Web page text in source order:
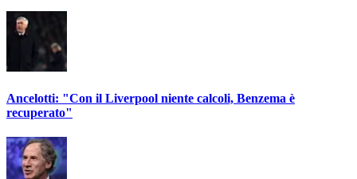
Ancelotti: "Con il Liverpool niente calcoli, Benzema è
recuperato"